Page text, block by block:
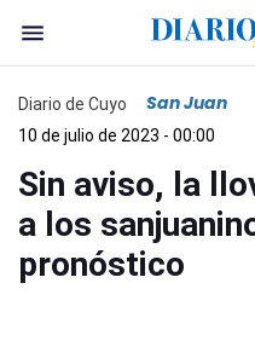
Diario de Cuyo San Juan
10 de julio de 2023 - 00:00
Sin aviso, la
a los
pronóstico